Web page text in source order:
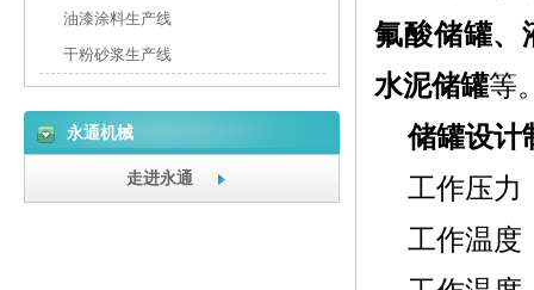
氟酸储罐、
水泥储罐等
储罐设计
工作压力
工作温
油漆涂料生产线
干粉砂浆生产线
永通机械
走进永通